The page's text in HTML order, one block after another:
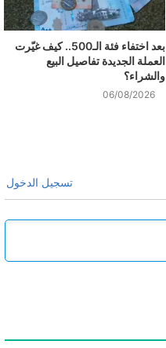
بعد اختفاء فئة الـ500.. كيف غيّرت
العملة الجديدة تفاصيل البيع
والشراء؟
06/08/2026
تسجيل الدخول